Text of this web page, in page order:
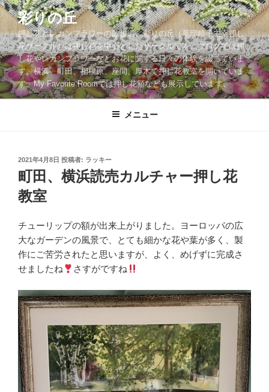
コ
ン
テ
ン
ツ
へ
ス
彩りの丘
押し花とレカンフラワーの散歩道。彩りの丘（草部睦子主宰押し
花サークル）は押し花を中心としたサークルです。ブログでは押
し花やレカンフラワーなどお花に関する日々の体験を綴っていま
す。横浜、町田、相模原、座間、厚木で押し花教室を開いていま
す。My Favorite Roomでは押し花額なども展示しています。
メニュー
投
稿
日:
2021年4月8日 投稿者: ラッキー
町田、横浜読売カルチャー押し花
教室
チューリップの額が出来上がりました。ヨーロッパの広
大なガーデンの風景で、とても細かな花や葉が多く、製
作にご苦労されたと思いますが、よく、めげずに完成さ
せましたね
さすがですね